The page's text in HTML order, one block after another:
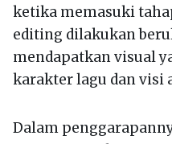
ketika memasuki
editing dilakukan
mendapatkan visual
karakter lagu dan
Dalam